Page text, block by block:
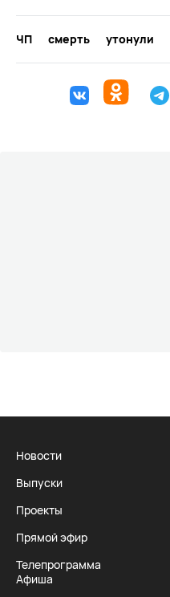
ЧП смерть утонули
Новости
Выпуски
Проекты
Прямой эфир
Телепрограмма
Афиша